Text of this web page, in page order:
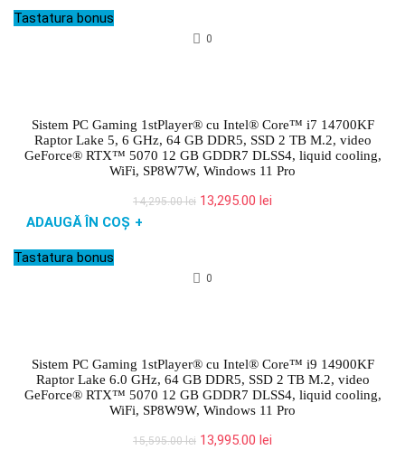
Tastatura bonus
0
Sistem PC Gaming 1stPlayer® cu Intel® Core™ i7 14700KF
Raptor Lake 5, 6 GHz, 64 GB DDR5, SSD 2 TB M.2, video
GeForce® RTX™ 5070 12 GB GDDR7 DLSS4, liquid cooling,
WiFi, SP8W7W, Windows 11 Pro
14,295.00lei Prețul
13,295.00 lei
ADAUGĂ ÎN COȘ +
Tastatura bonus
0
Sistem PC Gaming 1stPlayer® cu Intel® Core™ i9 14900KF
Raptor Lake 6.0 GHz, 64 GB DDR5, SSD 2 TB M.2, video
GeForce® RTX™ 5070 12 GB GDDR7 DLSS4, liquid cooling,
WiFi, SP8W9W, Windows 11 Pro
15,595.00lei Prețul
13,995.00 lei